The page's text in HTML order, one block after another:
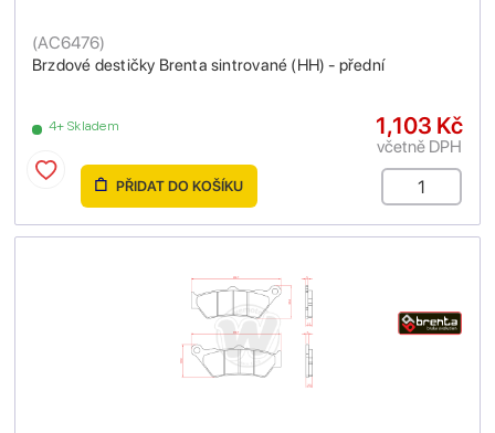
Brzdové destičky Brenta sintrované (HH) - přední
(AC6476)
4+ Skladem 1,103 Kč
včetně DPH
PŘIDAT DO KOŠÍKU